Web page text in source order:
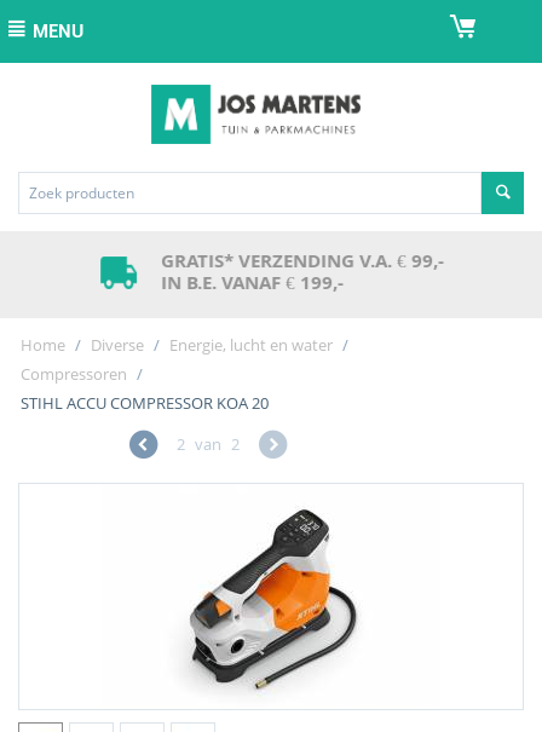
MENU
GRATIS* VERZENDING V.A. € 99,-
IN B.E. VANAF € 199,-
Home / Diverse / Energie, lucht en water /
Compressoren /
STIHL ACCU COMPRESSOR KOA 20
2 van 2